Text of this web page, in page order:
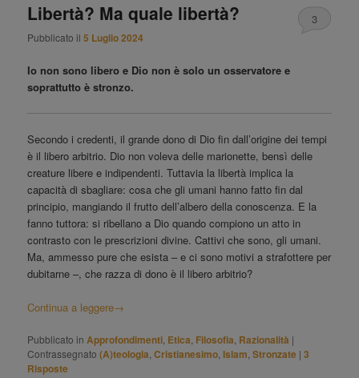
Libertà? Ma quale libertà?
Pubblicato il5 Luglio 2024
3
Io non sono libero e Dio non è solo un osservatore e
soprattutto è stronzo.
Secondo i credenti, il grande dono di Dio fin dall’origine dei tempi
è il libero arbitrio. Dio non voleva delle marionette, bensì delle
creature libere e indipendenti. Tuttavia la libertà implica la
capacità di sbagliare: cosa che gli umani hanno fatto fin dal
principio, mangiando il frutto dell’albero della conoscenza. E la
fanno tuttora: si ribellano a Dio quando compiono un atto in
contrasto con le prescrizioni divine. Cattivi che sono, gli umani.
Ma, ammesso pure che esista – e ci sono motivi a strafottere per
dubitarne –, che razza di dono è il libero arbitrio?
Continua a leggere→
Pubblicato in Approfondimenti Etica Filosofia Razionalità |
Contrassegnato (A)teologia ,Cristianesimo ,Islam ,Stronzate |3
Risposte